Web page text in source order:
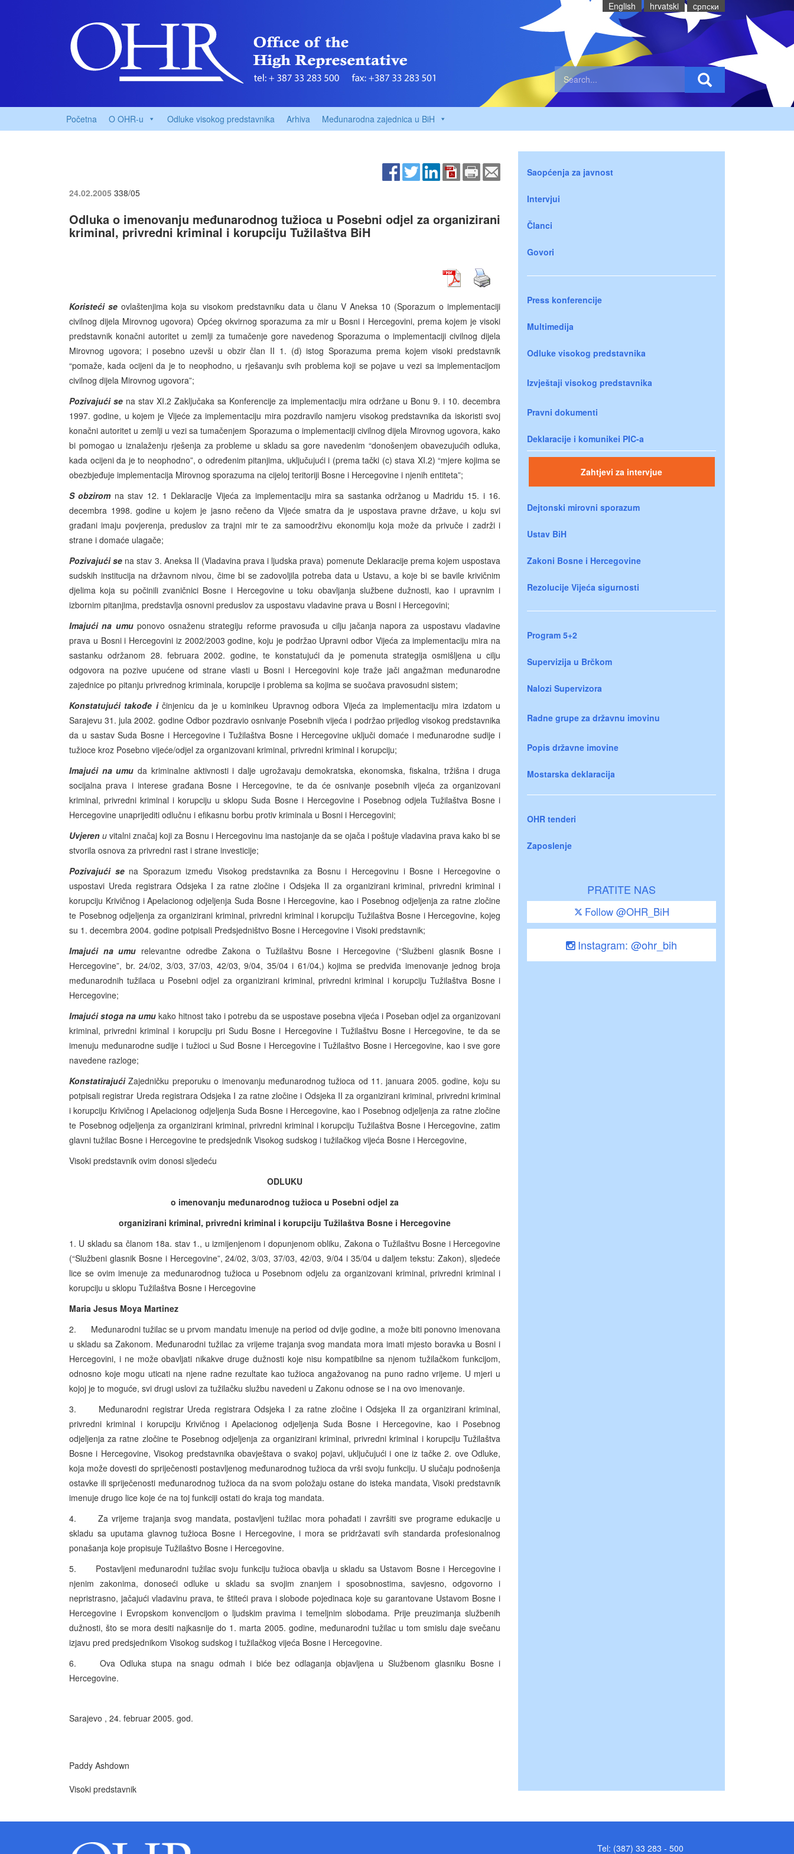
English hrvatski cрпски
Početna O OHR-u Odluke visokog predstavnika Arhiva Međunarodna zajednica u BiH
24.02.2005 338/05
Odluka o imenovanju međunarodnog tužioca u Posebni odjel za organizirani
kriminal, privredni kriminal i korupciju Tužilaštva BiH
Koristeći se ovlaštenjima koja su visokom predstavniku data u članu V Aneksa 10 (Sporazum o implementaciji
civilnog dijela Mirovnog ugovora) Općeg okvirnog sporazuma za mir u Bosni i Hercegovini, prema kojem je visoki
predstavnik konačni autoritet u zemlji za tumačenje gore navedenog Sporazuma o implementaciji civilnog dijela
Mirovnog ugovora; i posebno uzevši u obzir član II 1. (d) istog Sporazuma prema kojem visoki predstavnik
“pomaže, kada ocijeni da je to neophodno, u rješavanju svih problema koji se pojave u vezi sa implementacijom
civilnog dijela Mirovnog ugovora”;
Pozivajući se na stav XI.2 Zaključaka sa Konferencije za implementaciju mira održane u Bonu 9. i 10. decembra
1997. godine, u kojem je Vijeće za implementaciju mira pozdravilo namjeru visokog predstavnika da iskoristi svoj
konačni autoritet u zemlji u vezi sa tumačenjem Sporazuma o implementaciji civilnog dijela Mirovnog ugovora, kako
bi pomogao u iznalaženju rješenja za probleme u skladu sa gore navedenim “donošenjem obavezujućih odluka,
kada ocijeni da je to neophodno”, o određenim pitanjima, uključujući i (prema tački (c) stava XI.2) “mjere kojima se
obezbjeđuje implementacija Mirovnog sporazuma na cijeloj teritoriji Bosne i Hercegovine i njenih entiteta”;
S obzirom na stav 12. 1 Deklaracije Vijeća za implementaciju mira sa sastanka održanog u Madridu 15. i 16.
decembra 1998. godine u kojem je jasno rečeno da Vijeće smatra da je uspostava pravne države, u koju svi
građani imaju povjerenja, preduslov za trajni mir te za samoodrživu ekonomiju koja može da privuče i zadrži i
strane i domaće ulagače;
Pozivajući se na stav 3. Aneksa II (Vladavina prava i ljudska prava) pomenute Deklaracije prema kojem uspostava
sudskih institucija na državnom nivou, čime bi se zadovoljila potreba data u Ustavu, a koje bi se bavile krivičnim
djelima koja su počinili zvaničnici Bosne i Hercegovine u toku obavljanja službene dužnosti, kao i upravnim i
izbornim pitanjima, predstavlja osnovni preduslov za uspostavu vladavine prava u Bosni i Hercegovini;
Imajući na umuponovo osnaženu strategiju reforme pravosuđa u cilju jačanja napora za uspostavu vladavine
prava u Bosni i Hercegovini iz 2002/2003 godine, koju je podržao Upravni odbor Vijeća za implementaciju mira na
sastanku održanom 28. februara 2002. godine, te konstatujući da je pomenuta strategija osmišljena u cilju
odgovora na pozive upućene od strane vlasti u Bosni i Hercegovini koje traže jači angažman međunarodne
zajednice po pitanju privrednog kriminala, korupcije i problema sa kojima se suočava pravosudni sistem;
Konstatujući takođe ičinjenicu da je u kominikeu Upravnog odbora Vijeća za implementaciju mira izdatom u
Sarajevu 31. jula 2002. godine Odbor pozdravio osnivanje Posebnih vijeća i podržao prijedlog visokog predstavnika
da u sastav Suda Bosne i Hercegovine i Tužilaštva Bosne i Hercegovine uključi domaće i međunarodne sudije i
tužioce kroz Posebno vijeće/odjel za organizovani kriminal, privredni kriminal i korupciju;
Imajući na umu da kriminalne aktivnosti i dalje ugrožavaju demokratska, ekonomska, fiskalna, tržišna i druga
socijalna prava i interese građana Bosne i Hercegovine, te da će osnivanje posebnih vijeća za organizovani
kriminal, privredni kriminal i korupciju u sklopu Suda Bosne i Hercegovine i Posebnog odjela Tužilaštva Bosne i
Hercegovine unaprijediti odlučnu i efikasnu borbu protiv kriminala u Bosni i Hercegovini;
Uvjeren u vitalni značaj koji za Bosnu i Hercegovinu ima nastojanje da se ojača i poštuje vladavina prava kako bi se
stvorila osnova za privredni rast i strane investicije;
Pozivajući sena Sporazum između Visokog predstavnika za Bosnu i Hercegovinu i Bosne i Hercegovine o
uspostavi Ureda registrara Odsjeka I za ratne zločine i Odsjeka II za organizirani kriminal, privredni kriminal i
korupciju Krivičnog i Apelacionog odjeljenja Suda Bosne i Hercegovine, kao i Posebnog odjeljenja za ratne zločine
te Posebnog odjeljenja za organizirani kriminal, privredni kriminal i korupciju Tužilaštva Bosne i Hercegovine, kojeg
su 1. decembra 2004. godine potpisali Predsjedništvo Bosne i Hercegovine i Visoki predstavnik;
Imajući na umu relevantne odredbe Zakona o Tužilaštvu Bosne i Hercegovine (“Službeni glasnik Bosne i
Hercegovine”, br. 24/02, 3/03, 37/03, 42/03, 9/04, 35/04 i 61/04,) kojima se predviđa imenovanje jednog broja
međunarodnih tužilaca u Posebni odjel za organizirani kriminal, privredni kriminal i korupciju Tužilaštva Bosne i
Hercegovine;
Imajući stoga na umu kako hitnost tako i potrebu da se uspostave posebna vijeća i Poseban odjel za organizovani
kriminal, privredni kriminal i korupciju pri Sudu Bosne i Hercegovine i Tužilaštvu Bosne i Hercegovine, te da se
imenuju međunarodne sudije i tužioci u Sud Bosne i Hercegovine i Tužilaštvo Bosne i Hercegovine, kao i sve gore
navedene razloge;
KonstatirajućiZajedničku preporuku o imenovanju međunarodnog tužioca od 11. januara 2005. godine, koju su
potpisali registrar Ureda registrara Odsjeka I za ratne zločine i Odsjeka II za organizirani kriminal, privredni kriminal
i korupciju Krivičnog i Apelacionog odjeljenja Suda Bosne i Hercegovine, kao i Posebnog odjeljenja za ratne zločine
te Posebnog odjeljenja za organizirani kriminal, privredni kriminal i korupciju Tužilaštva Bosne i Hercegovine, zatim
glavni tužilac Bosne i Hercegovine te predsjednik Visokog sudskog i tužilačkog vijeća Bosne i Hercegovine,
Visoki predstavnik ovim donosi sljedeću
ODLUKU
o imenovanju međunarodnog tužioca u Posebni odjel za
organizirani kriminal, privredni kriminal i korupciju Tužilaštva Bosne i Hercegovine
1. U skladu sa članom 18a. stav 1., u izmijenjenom i dopunjenom obliku, Zakona o Tužilaštvu Bosne i Hercegovine
(“Službeni glasnik Bosne i Hercegovine”, 24/02, 3/03, 37/03, 42/03, 9/04 i 35/04 u daljem tekstu: Zakon), sljedeće
lice se ovim imenuje za međunarodnog tužioca u Posebnom odjelu za organizovani kriminal, privredni kriminal i
korupciju u sklopu Tužilaštva Bosne i Hercegovine
Maria Jesus Moya Martinez
2. Međunarodni tužilac se u prvom mandatu imenuje na period od dvije godine, a može biti ponovno imenovana
u skladu sa Zakonom. Međunarodni tužilac za vrijeme trajanja svog mandata mora imati mjesto boravka u Bosni i
Hercegovini, i ne može obavljati nikakve druge dužnosti koje nisu kompatibilne sa njenom tužilačkom funkcijom,
odnosno koje mogu uticati na njene radne rezultate kao tužioca angažovanog na puno radno vrijeme. U mjeri u
kojoj je to moguće, svi drugi uslovi za tužilačku službu navedeni u Zakonu odnose se i na ovo imenovanje.
3. Međunarodni registrar Ureda registrara Odsjeka I za ratne zločine i Odsjeka II za organizirani kriminal,
privredni kriminal i korupciju Krivičnog i Apelacionog odjeljenja Suda Bosne i Hercegovine, kao i Posebnog
odjeljenja za ratne zločine te Posebnog odjeljenja za organizirani kriminal, privredni kriminal i korupciju Tužilaštva
Bosne i Hercegovine, Visokog predstavnika obavještava o svakoj pojavi, uključujući i one iz tačke 2. ove Odluke,
koja može dovesti do spriječenosti postavljenog međunarodnog tužioca da vrši svoju funkciju. U slučaju podnošenja
ostavke ili spriječenosti međunarodnog tužioca da na svom položaju ostane do isteka mandata, Visoki predstavnik
imenuje drugo lice koje će na toj funkciji ostati do kraja tog mandata.
4. Za vrijeme trajanja svog mandata, postavljeni tužilac mora pohađati i završiti sve programe edukacije u
skladu sa uputama glavnog tužioca Bosne i Hercegovine, i mora se pridržavati svih standarda profesionalnog
ponašanja koje propisuje Tužilaštvo Bosne i Hercegovine.
5. Postavljeni međunarodni tužilac svoju funkciju tužioca obavlja u skladu sa Ustavom Bosne i Hercegovine i
njenim zakonima, donoseći odluke u skladu sa svojim znanjem i sposobnostima, savjesno, odgovorno i
nepristrasno, jačajući vladavinu prava, te štiteći prava i slobode pojedinaca koje su garantovane Ustavom Bosne i
Hercegovine i Evropskom konvencijom o ljudskim pravima i temeljnim slobodama. Prije preuzimanja službenih
dužnosti, što se mora desiti najkasnije do 1. marta 2005. godine, međunarodni tužilac u tom smislu daje svečanu
izjavu pred predsjednikom Visokog sudskog i tužilačkog vijeća Bosne i Hercegovine.
6. Ova Odluka stupa na snagu odmah i biće bez odlaganja objavljena u Službenom glasniku Bosne i
Hercegovine.
Sarajevo , 24. februar 2005. god.
Paddy Ashdown
Visoki predstavnik
Saopćenja za javnost
Intervjui
Članci
Govori
Press konferencije
Multimedija
Odluke visokog predstavnika
Izvještaji visokog predstavnika
Pravni dokumenti
Deklaracije i komunikei PIC-a
Zahtjevi za intervjue
Dejtonski mirovni sporazum
Ustav BiH
Zakoni Bosne i Hercegovine
Rezolucije Vijeća sigurnosti
Program 5+2
Supervizija u Brčkom
Nalozi Supervizora
Radne grupe za državnu imovinu
Popis državne imovine
Mostarska deklaracija
OHR tenderi
Zaposlenje
PRATITE NAS
Follow @OHR_BiH
Instagram: @ohr_bih
Tel: (387) 33 283 - 500